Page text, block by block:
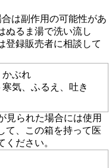
は副作用の可能性があ
ぬるま湯で洗い流し
登録販売者に相談して
かぶれ
気、ふるえ、吐き
見られた場合には使用
て、この箱を持って医
ださい。